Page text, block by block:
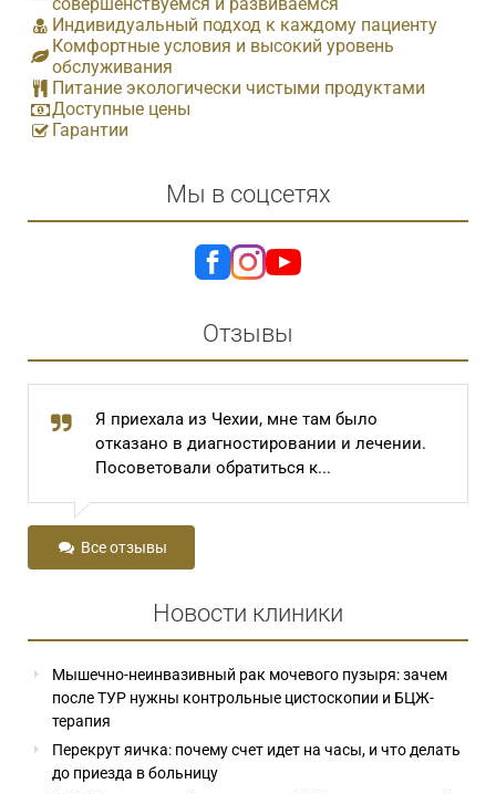
Индивидуальный подход к каждому пациенту
Комфортные условия и высокий уровень
обслуживания
Питание экологически чистыми продуктами
Доступные цены
Гарантии
Мы в соцсетях
Отзывы
Я приехала из Чехии, мне там было
отказано в диагностировании и лечении.
Посоветовали обратиться к...
Все отзывы
Новости клиники
Мышечно-неинвазивный рак мочевого пузыря: зачем
после ТУР нужны контрольные цистоскопии и БЦЖ-
терапия
Перекрут яичка: почему счет идет на часы, и что делать
до приезда в больницу